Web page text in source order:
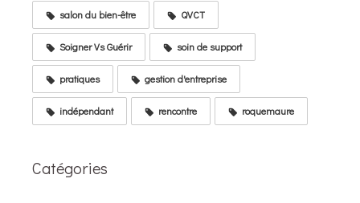
salon du bien-être QVCT
Soigner Vs Guérir soin de support
pratiques gestion d'entreprise
indépendant rencontre roquemaure
Catégories